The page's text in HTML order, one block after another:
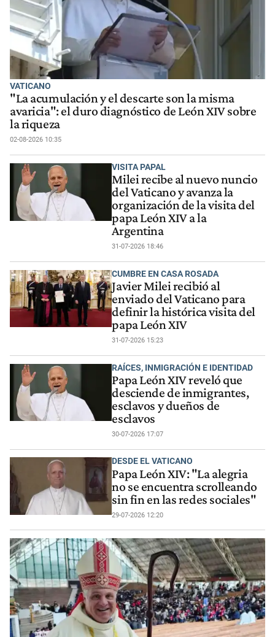
VATICANO
"La acumulación y el descarte son la misma
avaricia": el duro diagnóstico de León XIV sobre
la riqueza
02-08-2026 10:35
VISITA PAPAL
Milei recibe al nuevo nuncio
del Vaticano y avanza la
organización de la visita del
papa León XIV a la
Argentina
31-07-2026 18:46
CUMBRE EN CASA ROSADA
Javier Milei recibió al
enviado del Vaticano para
definir la histórica visita del
papa León XIV
31-07-2026 15:23
RAÍCES, INMIGRACIÓN E IDENTIDAD
Papa León XIV reveló que
desciende de inmigrantes,
esclavos y dueños de
esclavos
30-07-2026 17:07
DESDE EL VATICANO
Papa León XIV: "La alegria
no se encuentra scrolleando
sin fin en las redes sociales"
29-07-2026 12:20